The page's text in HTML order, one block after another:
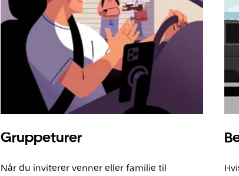
Gruppeturer
Når du inviterer venner eller familie til